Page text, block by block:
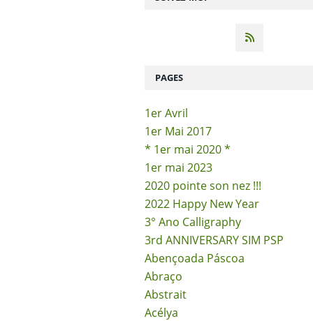
PAGES
1er Avril
1er Mai 2017
* 1er mai 2020 *
1er mai 2023
2020 pointe son nez !!!
2022 Happy New Year
3° Ano Calligraphy
3rd ANNIVERSARY SIM PSP
Abençoada Páscoa
Abraço
Abstrait
Acélya